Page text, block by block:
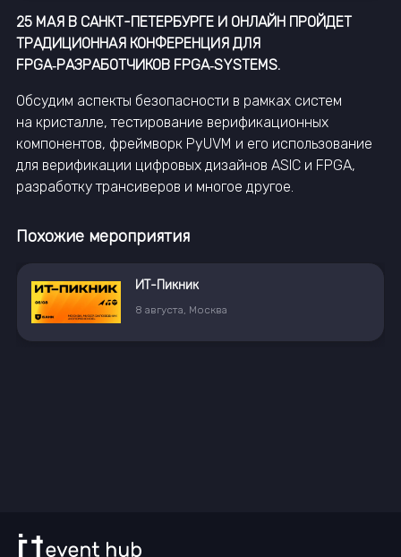
25 МАЯ В САНКТ-ПЕТЕРБУРГЕ И ОНЛАЙН ПРОЙДЕТ
ТРАДИЦИОННАЯ КОНФЕРЕНЦИЯ ДЛЯ
FPGA‑РАЗРАБОТЧИКОВ FPGA‑SYSTEMS.
Обсудим аспекты безопасности в рамках систем
на кристалле, тестирование верификационных
компонентов, фреймворк PyUVM и его использование
для верификации цифровых дизайнов ASIC и FPGA,
разработку трансиверов и многое другое.
Похожие мероприятия
ИТ-Пикник
8 августа, Москва